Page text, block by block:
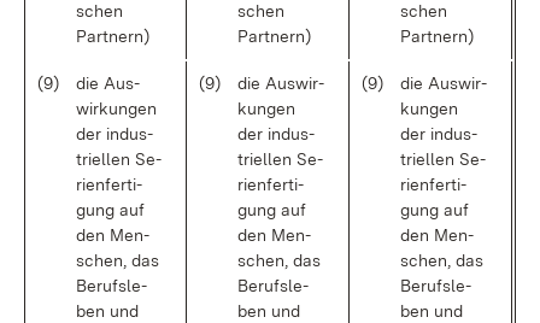
schen
Part­nern)
schen
Part­nern)
schen
Part­nern)
(9)
die Aus­
wir­kun­gen
der in­dus­
tri­el­len Se­
ri­en­fer­ti­
gung auf
den Men­
schen, das
Be­rufs­le­
ben und
(9)
die Aus­wir­
kun­gen
der in­dus­
tri­el­len Se­
ri­en­fer­ti­
gung auf
den Men­
schen, das
Be­rufs­le­
ben und
(9)
die Aus­wir­
kun­gen
der in­dus­
tri­el­len Se­
ri­en­fer­ti­
gung auf
den Men­
schen, das
Be­rufs­le­
ben und